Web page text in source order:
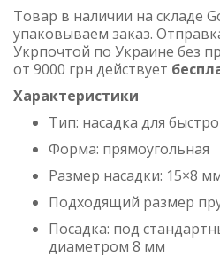
Товар в наличии на складе
упаковываем заказ.
Укрпочтой по Украине без
от 9000 грн действует
Характеристики
Тип: насадка для
Форма: прямоугольная
Размер насадки: 15×8
Подходящий размер
Посадка: под
диаметром 8 мм